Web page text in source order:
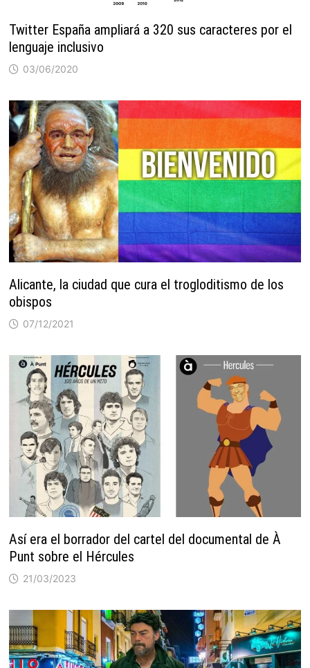
Twitter España ampliará a 320 sus caracteres por el
lenguaje inclusivo
03/06/2020
Alicante, la ciudad que cura el trogloditismo de los
obispos
07/12/2021
Así era el borrador del cartel del documental de À
Punt sobre el Hércules
21/03/2023